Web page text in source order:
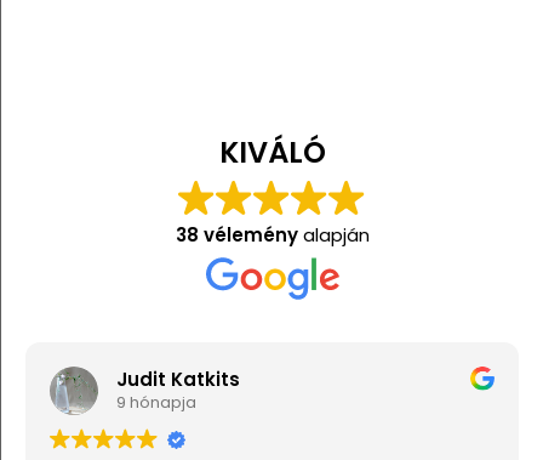
KIVÁLÓ
38 véleményalapján
Judit Katkits
9 hónapja